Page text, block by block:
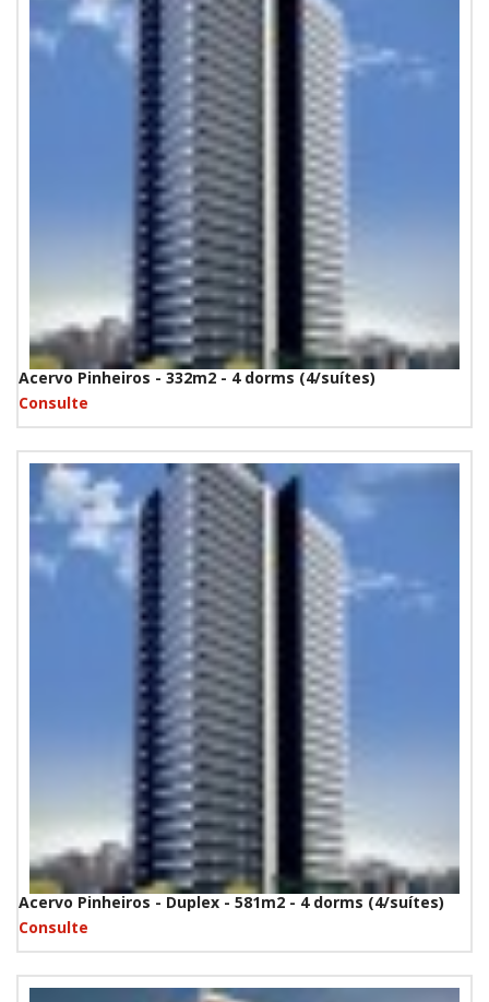
Acervo Pinheiros - 332m2 - 4 dorms (4/suítes)
Consulte
Acervo Pinheiros - Duplex - 581m2 - 4 dorms (4/suítes)
Consulte